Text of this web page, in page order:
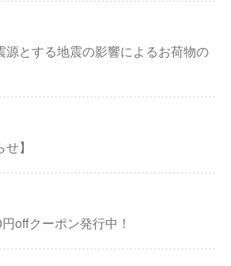
源とする地震の影響によるお荷物の
】
offクーポン発行中！